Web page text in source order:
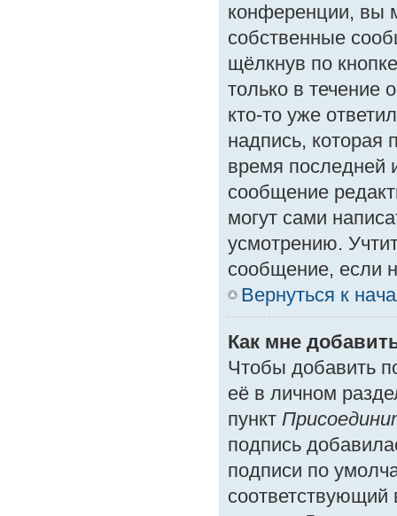
конференции, вы
собственные
щёлкнув по
только в течение
кто-то уже
надпись, которая
время последней
сообщение
могут сами
усмотрению.
сообщение, если
Вернуться к
Как мне
Чтобы добавить
её в личном
пункт
подпись
подписи по